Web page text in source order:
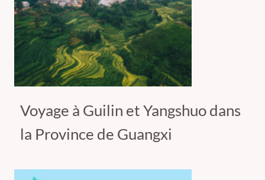
Voyage à Guilin et Yangshuo dans
la Province de Guangxi